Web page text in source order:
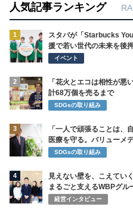
人気記事ランキング
1
スタバが「Starbucks
援で若い世代の未来を後
イベント
2
「花火とエコは相性が悪
計68万個を売るまで
SDGsの取り組み
3
「一人で頑張ることは、
医療を守る。バリューメ
SDGsの取り組み
4
見えない壁を、こえてい
まるごと支えるWBPグル
経営インタビュー